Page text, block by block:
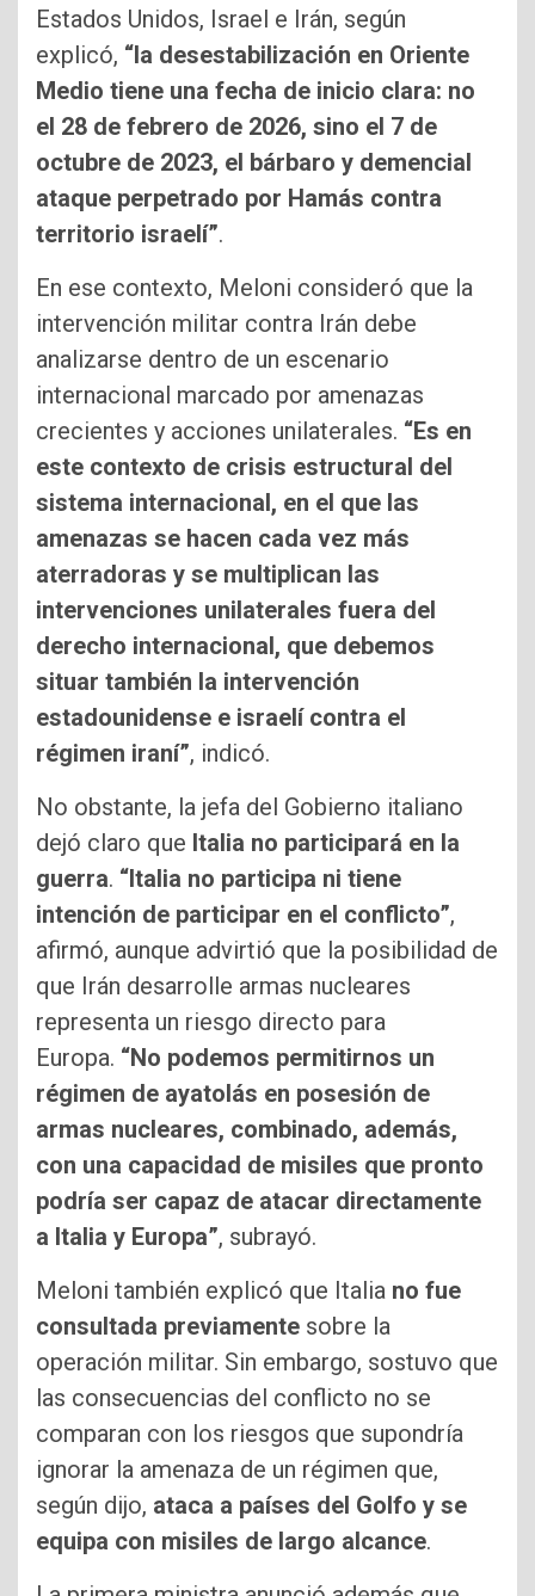
Estados Unidos, Israel e Irán, según
explicó, “la desestabilización en Oriente
Medio tiene una fecha de inicio clara: no
el 28 de febrero de 2026, sino el 7 de
octubre de 2023, el bárbaro y demencial
ataque perpetrado por Hamás contra
territorio israelí”.
En ese contexto, Meloni consideró que la
intervención militar contra Irán debe
analizarse dentro de un escenario
internacional marcado por amenazas
crecientes y acciones unilaterales. “Es en
este contexto de crisis estructural del
sistema internacional, en el que las
amenazas se hacen cada vez más
aterradoras y se multiplican las
intervenciones unilaterales fuera del
derecho internacional, que debemos
situar también la intervención
estadounidense e israelí contra el
régimen iraní”, indicó.
No obstante, la jefa del Gobierno italiano
dejó claro que Italia no participará en la
guerra. “Italia no participa ni tiene
intención de participar en el conflicto”,
afirmó, aunque advirtió que la posibilidad de
que Irán desarrolle armas nucleares
representa un riesgo directo para
Europa. “No podemos permitirnos un
régimen de ayatolás en posesión de
armas nucleares, combinado, además,
con una capacidad de misiles que pronto
podría ser capaz de atacar directamente
a Italia y Europa”, subrayó.
Meloni también explicó que Italia no fue
consultada previamente sobre la
operación militar. Sin embargo, sostuvo que
las consecuencias del conflicto no se
comparan con los riesgos que supondría
ignorar la amenaza de un régimen que,
según dijo, ataca a países del Golfo y se
equipa con misiles de largo alcance.